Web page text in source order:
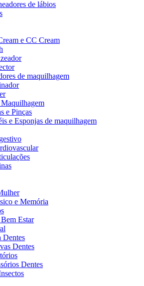
de lábios
e CC Cream
de maquilhagem
e Pinças
e Esponjas de maquilhagem
e Memória
Estar
Dentes
Dentes
Dentes